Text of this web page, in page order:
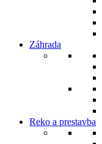
Záhrada
Reko a prestavba